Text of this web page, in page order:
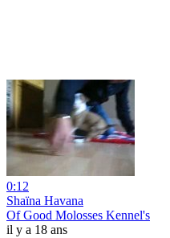
0:12
Shaïna Havana
Of Good Molosses Kennel's
il y a 18 ans